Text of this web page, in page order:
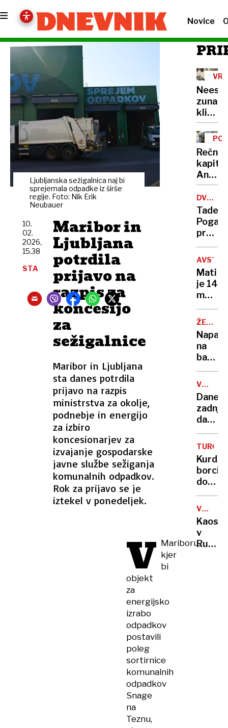
Novice
Ljubljanska sežigalnica naj bi
sprejemala odpadke iz širše
regije. Foto: Nik Erik
Neubauer
Maribor in
Ljubljana
potrdila
prijavo na
razpis za
koncesijo
za
sežigalnice
Maribor in Ljubljana
sta danes potrdila
prijavo na razpis
ministrstva za okolje,
podnebje in energijo
za izbiro
koncesionarjev za
izvajanje gospodarske
javne službe sežiganja
komunalnih odpadkov.
Rok za prijavo se je
iztekel v ponedeljek.
10.
02.
2026,
15.38
STA
V Mariboru,
kjer
bi
objekt
za
energijsko
izrabo
odpadkov
postavili
poleg
sortirnice
komunalnih
odpadkov
Snage
na
Teznu,
Rečni
Anže
Logar
izdelal
prvo
in
edino
za
TOUR-
VUELTA
Tadej
pred
ki ga
je v
le en
Mati
je 14
spala
ob
truplu
moža,
sin ji
je
da
okreva
ŽE
15
Napadi
na
veliko
škodo
že
sama
VAL
Danes
zadnji
dan
prihaja
kratka
TURČIJA
borci
VOJNA
V
Kaos
v
Rusiji: